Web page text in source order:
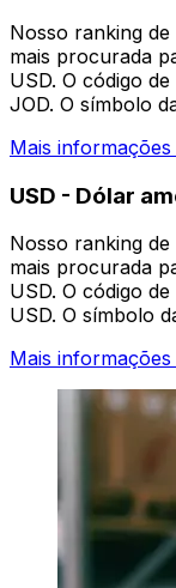
Nosso ranking
mais procurada
USD. O código
JOD. O símbolo
Mais
USD - Dólar
Nosso ranking
mais procurada
USD. O código
USD. O símbolo
Mais